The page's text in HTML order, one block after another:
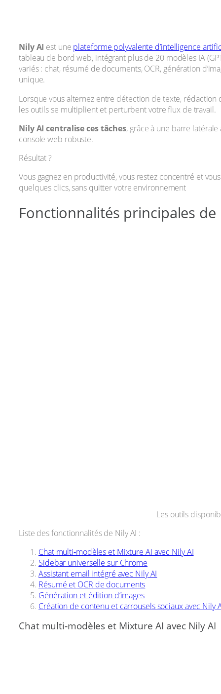
Nily AI est une plateforme polyvalente d’intelligence
tableau de bord web, intégrant plus de 20 modèles IA
variés : chat, résumé de documents, OCR, génération
unique.
Lorsque vous alternez entre détection de texte, rédaction
les outils se multiplient et perturbent votre flux de travail.
Nily AI centralise ces tâches, grâce à une barre
console web robuste.
Résultat ?
Vous gagnez en productivité, vous restez concentré et
quelques clics, sans quitter votre environnement
Fonctionnalités principales de
Les outils
Liste des fonctionnalités de Nily AI :
Chat multi‑modèles et Mixture AI avec Nily AI
Sidebar universelle sur Chrome
Assistant email intégré avec Nily AI
Résumé et OCR de documents
Génération et édition d’images
Création de contenu et carrousels sociaux avec Nily
Chat multi‑modèles et Mixture AI avec Nily AI